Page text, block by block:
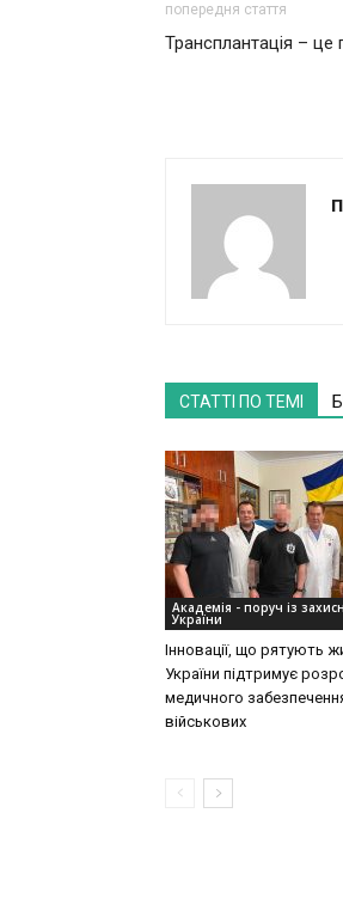
попередня стаття
Трансплантація – це
СТАТТІ ПО ТЕМІ
Академія - поруч із
України
Інновації, що рятують
України підтримує
медичного
військових